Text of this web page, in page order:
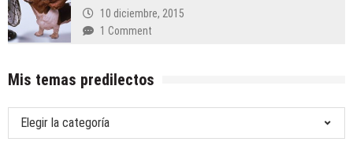
10 diciembre, 2015
1 Comment
Mis temas predilectos
Mis
temas